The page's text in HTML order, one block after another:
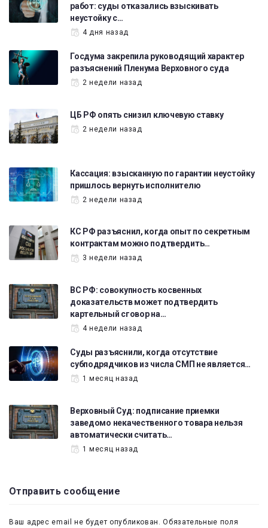
работ: суды отказались взыскивать
неустойку с…
4 дня назад
Госдума закрепила руководящий характер
разъяснений Пленума Верховного суда
2 недели назад
ЦБ РФ опять снизил ключевую ставку
2 недели назад
Кассация: взысканную по гарантии неустойку
пришлось вернуть исполнителю
2 недели назад
КС РФ разъяснил, когда опыт по секретным
контрактам можно подтвердить…
3 недели назад
ВС РФ: совокупность косвенных
доказательств может подтвердить
картельный сговор на…
4 недели назад
Суды разъяснили, когда отсутствие
субподрядчиков из числа СМП не является…
1 месяц назад
Верховный Суд: подписание приемки
заведомо некачественного товара нельзя
автоматически считать…
1 месяц назад
Отправить сообщение
Ваш адрес email не будет опубликован.
Обязательные поля